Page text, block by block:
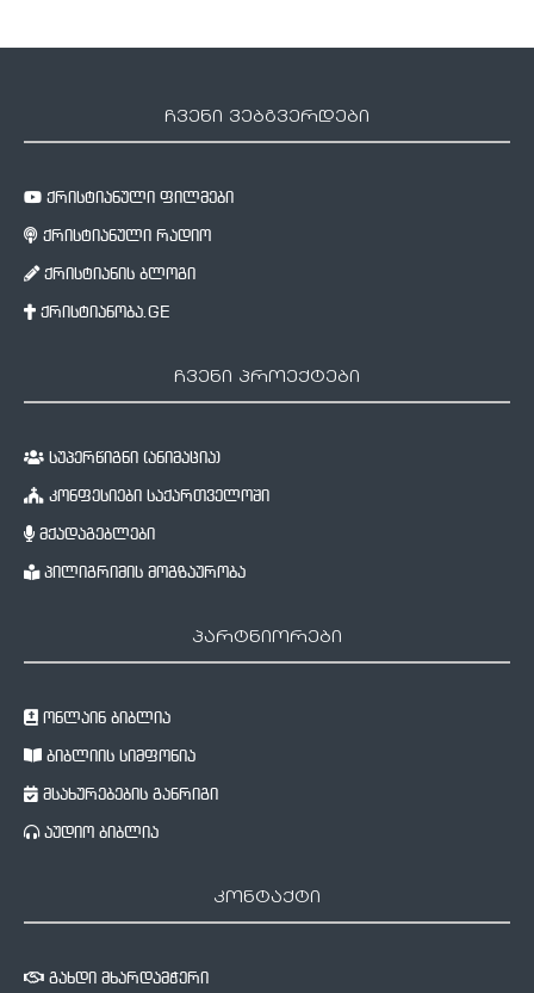
ჩვენი ვებგვერდები
ქრისტიანული ფილმები
ქრისტიანული რადიო
ქრისტიანის ბლოგი
ქრისტიანობა.GE
ჩვენი პროექტები
სუპერწიგნი (ანიმაცია)
კონფესიები საქართველოში
მქადაგებლები
პილიგრიმის მოგზაურობა
პარტნიორები
ონლაინ ბიბლია
ბიბლიის სიმფონია
მსახურებების განრიგი
აუდიო ბიბლია
კონტაქტი
გახდი მხარდამჭერი